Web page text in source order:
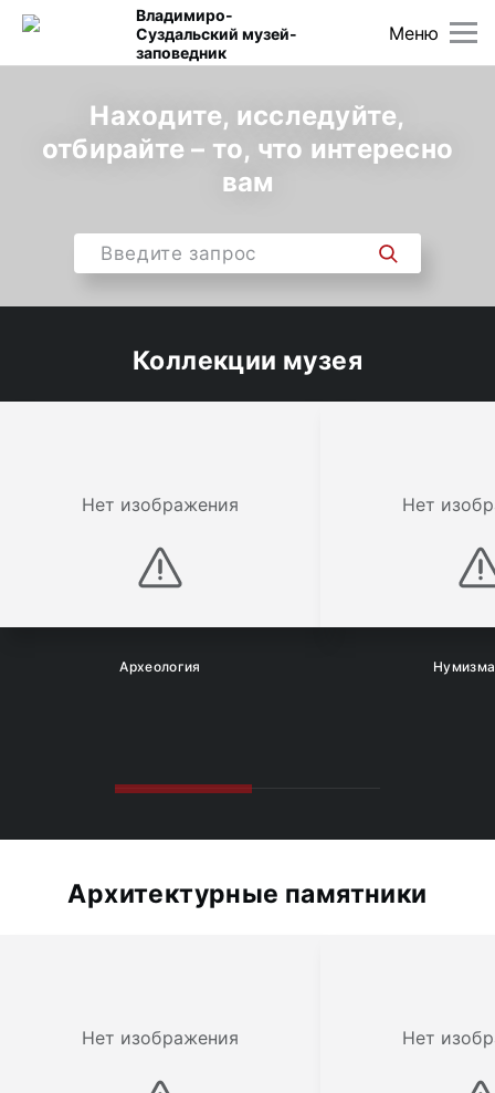
Меню
Владимиро-
Суздальский музей-
заповедник
Находите, исследуйте,
отбирайте – то, что интересно
вам
Коллекции музея
Нет изображения
Археология
Нет
Архитектурные памятники
Нет изображения Нет